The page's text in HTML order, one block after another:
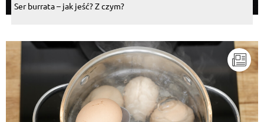
Ser burrata – jak jeść? Z czym?